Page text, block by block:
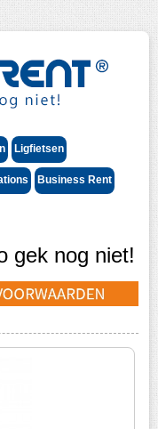
Ligfietsen
Business Rent
gek nog niet!